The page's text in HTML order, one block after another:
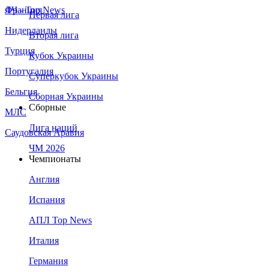
Франция
Нидерланды
Турция
Португалия
Бельгия
МЛС
Саудовская Аравия
ЛЧ - Top News
Первая лига
Вторая лига
Кубок Украины
Суперкубок Украины
Сборная Украины
Сборные
Лига наций
ЧМ 2026
Чемпионаты
Англия
Испания
АПЛ Top News
Италия
Германия